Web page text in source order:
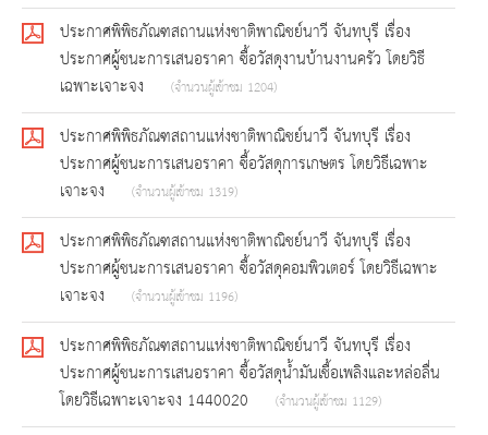
ประกาศพิพิธภัณฑสถานแห่งชาติพาณิชย์นาวี จันทบุรี เรื่อง
ประกาศผู้ชนะการเสนอราคา ซื้อวัสดุงานบ้านงานครัว โดยวิธี
เฉพาะเจาะจง
(จำนวนผู้เข้าชม 1204)
ประกาศพิพิธภัณฑสถานแห่งชาติพาณิชย์นาวี จันทบุรี เรื่อง
ประกาศผู้ชนะการเสนอราคา ซื้อวัสดุการเกษตร โดยวิธีเฉพาะ
เจาะจง
(จำนวนผู้เข้าชม 1319)
ประกาศพิพิธภัณฑสถานแห่งชาติพาณิชย์นาวี จันทบุรี เรื่อง
ประกาศผู้ชนะการเสนอราคา ซื้อวัสดุคอมพิวเตอร์ โดยวิธีเฉพาะ
เจาะจง
(จำนวนผู้เข้าชม 1196)
ประกาศพิพิธภัณฑสถานแห่งชาติพาณิชย์นาวี จันทบุรี เรื่อง
ประกาศผู้ชนะการเสนอราคา ซื้อวัสดุน้ำมันเชื้อเพลิงและหล่อลื่น
โดยวิธีเฉพาะเจาะจง 1440020
(จำนวนผู้เข้าชม 1129)